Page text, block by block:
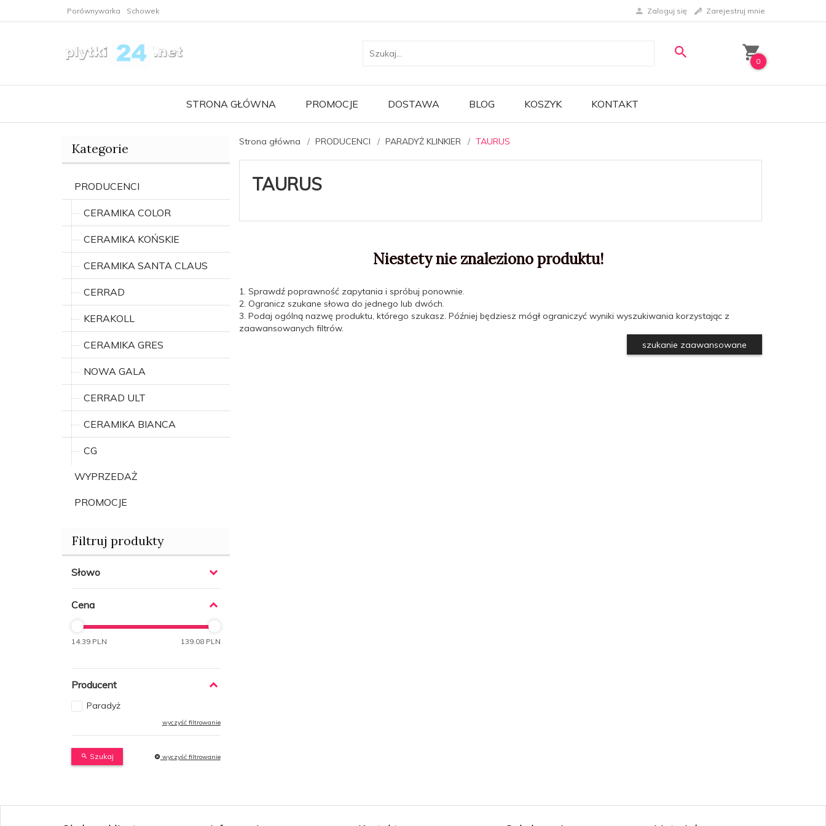
Porównywarka Schowek Zaloguj się Zarejestruj mnie
0
STRONA GŁÓWNA PROMOCJE DOSTAWA BLOG KOSZYK KONTAKT
Kategorie
PRODUCENCI
CERAMIKA COLOR
CERAMIKA KOŃSKIE
CERAMIKA SANTA CLAUS
CERRAD
KERAKOLL
CERAMIKA GRES
NOWA GALA
CERRAD ULT
CERAMIKA BIANCA
CG
WYPRZEDAŻ
PROMOCJE
Filtruj produkty
Słowo
Cena
14.39 PLN 139.08 PLN
Producent
Paradyż
wyczyść filtrowanie
Szukaj wyczyść filtrowanie
Strona główna PRODUCENCI PARADYŻ KLINKIER TAURUS
TAURUS
Niestety nie znaleziono produktu!
1. Sprawdź poprawność zapytania i spróbuj ponownie.
2. Ogranicz szukane słowa do jednego lub dwóch.
3. Podaj ogólną nazwę produktu, którego szukasz. Później będziesz mógł ograniczyć wyniki wyszukiwania korzystając z
zaawansowanych filtrów.
szukanie zaawansowane